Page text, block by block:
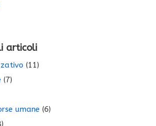
articoli
(11)
(7)
umane (6)